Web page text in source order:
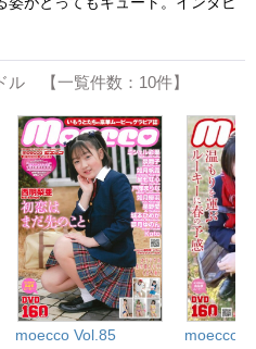
ル 【一覧件数：10件】
moecco Vol.85
moecco